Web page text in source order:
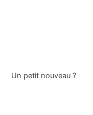
Un petit nouveau ?